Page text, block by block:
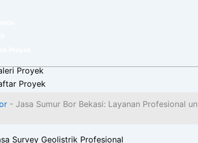
Proyek
Proyek
Survey Geolistrik Profesional
- Jasa Sumur Bor Bekasi: Layanan Profesional